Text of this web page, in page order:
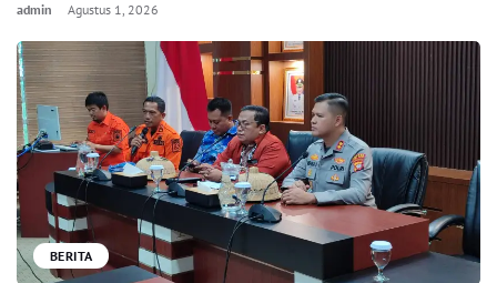
admin Agustus 1, 2026
BERITA